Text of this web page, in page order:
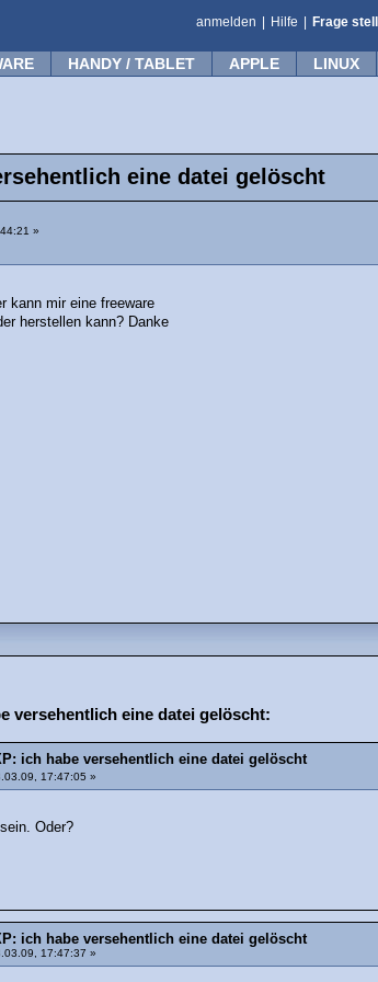
anmelden Hilfe Frage
HANDY / TABLET APPLE LINUX
eine datei gelöscht
»
kann mir eine freeware
herstellen kann? Danke
versehentlich eine datei gelöscht:
ich habe versehentlich eine datei gelöscht
17:47:05 »
Oder?
ich habe versehentlich eine datei gelöscht
17:47:37 »